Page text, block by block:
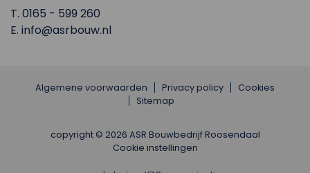
T. 0165 - 599 260
E. info@asrbouw.nl
Algemene voorwaarden Privacy policy
Cookies
Sitemap
copyright © 2026 ASR Bouwbedrijf Roosendaal
Cookie instellingen